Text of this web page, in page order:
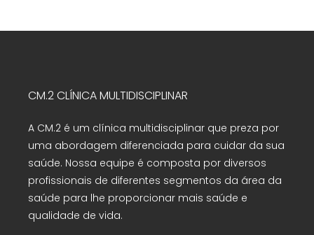
CM.2 CLÍNICA MULTIDISCIPLINAR
A CM.2 é um clínica multidisciplinar que preza por
uma abordagem diferenciada para cuidar da sua
saúde. Nossa equipe é composta por diversos
profissionais de diferentes segmentos da área da
saúde para lhe proporcionar mais saúde e
qualidade de vida.